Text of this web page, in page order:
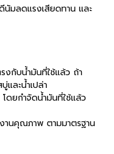
มลดแรงเสียดทาน และ
งกับน้ำมันที่ใช้แล้ว ถ้า
ละน้ำเปล่า
ดยกำจัดน้ำมันที่ใช้แล้ว
งานคุณภาพ ตามมาตรฐาน